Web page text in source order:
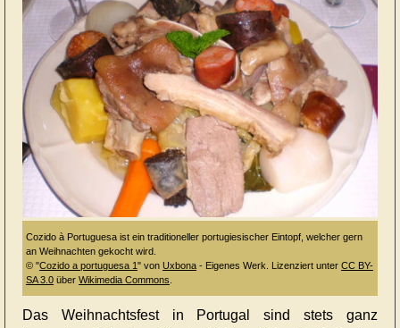
Cozido à Portuguesa ist ein traditioneller portugiesischer Eintopf, welcher gern
an Weihnachten gekocht wird.
© "Cozido a portuguesa 1" von Uxbona- Eigenes Werk . Lizenziert unter CC BY-
SA 3.0über Wikimedia Commons
Das Weihnachtsfest in Portugal sind stets ganz